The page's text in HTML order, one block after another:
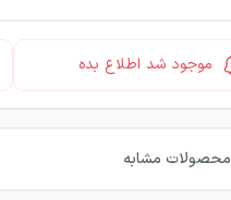
موجود شد اطلاع بده
محصولات مشابه